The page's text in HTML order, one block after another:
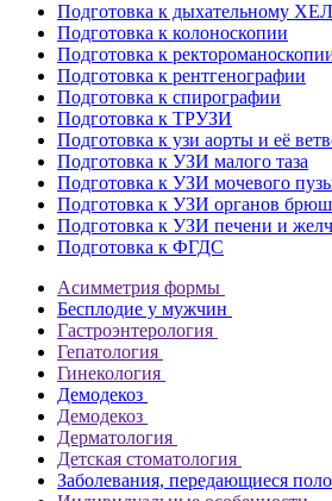
Подготовка к дыхательному
Подготовка к колоноскопии
Подготовка к
Подготовка к рентгенографии
Подготовка к спирографии
Подготовка к ТРУЗИ
Подготовка к узи аорты и её
Подготовка к УЗИ малого таза
Подготовка к УЗИ мочевого
Подготовка к УЗИ органов
Подготовка к УЗИ печени и
Подготовка к ФГДС
Асимметрия формы
Бесплодие у мужчин
Гастроэнтерология
Гепатология
Гинекология
Демодекоз
Демодекоз
Дерматология
Детская стоматология
Заболевания, передающиеся